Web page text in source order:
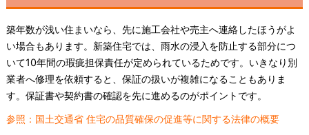
築年数が浅い住まいなら、先に施工会社や売主へ連絡したほうがよ
い場合もあります。新築住宅では、雨水の浸入を防止する部分につ
いて10年間の瑕疵担保責任が定められているためです。いきなり別
業者へ修理を依頼すると、保証の扱いが複雑になることもありま
す。保証書や契約書の確認を先に進めるのがポイントです。
参照：国土交通省 住宅の品質確保の促進等に関する法律の概要